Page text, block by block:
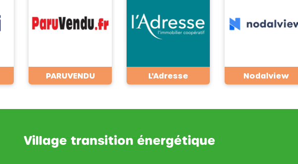
PARUVENDU L'Adresse Nodalview
Village transition énergétique